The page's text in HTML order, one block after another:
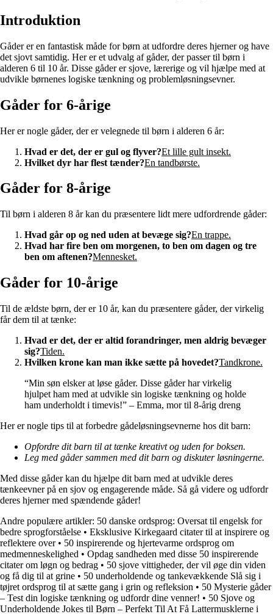
Introduktion
Gåder er en fantastisk måde for børn at udfordre deres hjerner og have
det sjovt samtidig. Her er et udvalg af gåder, der passer til børn i
alderen 6 til 10 år. Disse gåder er sjove, lærerige og vil hjælpe med at
udvikle børnenes logiske tænkning og problemløsningsevner.
Gåder for 6-årige
Her er nogle gåder, der er velegnede til børn i alderen 6 år:
Hvad er det, der er gul og flyver?Et lille gult insekt.
Hvilket dyr har flest tænder?En tandbørste.
Gåder for 8-årige
Til børn i alderen 8 år kan du præsentere lidt mere udfordrende gåder:
Hvad går op og ned uden at bevæge sig?En trappe.
Hvad har fire ben om morgenen, to ben om dagen og tre
ben om aftenen?Mennesket.
Gåder for 10-årige
Til de ældste børn, der er 10 år, kan du præsentere gåder, der virkelig
får dem til at tænke:
Hvad er det, der er altid forandringer, men aldrig bevæger
sig?Tiden.
Hvilken krone kan man ikke sætte på hovedet?Tandkrone.
“Min søn elsker at løse gåder. Disse gåder har virkelig
hjulpet ham med at udvikle sin logiske tænkning og holde
ham underholdt i timevis!” – Emma, mor til 8-årig dreng
Her er nogle tips til at forbedre gådeløsningsevnerne hos dit barn:
Opfordre dit barn til at tænke kreativt og uden for boksen.
Leg med gåder sammen med dit barn og diskuter løsningerne.
Med disse gåder kan du hjælpe dit barn med at udvikle deres
tænkeevner på en sjov og engagerende måde. Så gå videre og udfordr
deres hjerner med spændende gåder!
Andre populære artikler: 50 danske ordsprog: Oversat til engelsk for
bedre sprogforståelse • Eksklusive Kirkegaard citater til at inspirere og
reflektere over• 50 inspirerende og hjertevarme ordsprog om
medmenneskelighed • Opdag sandheden med disse 50 inspirerende
citater om løgn og bedrag • 50 sjove vittigheder, der vil øge din viden
og få dig til at grine • 50 underholdende og tankevækkende Slå sig i
tøjret ordsprog til at sætte gang i grin og refleksion • 50 Mysterie gåder
– Test din logiske tænkning og udfordr dine venner! • 50 Sjove og
Underholdende Jokes til Børn – Perfekt Til At Få Lattermusklerne i